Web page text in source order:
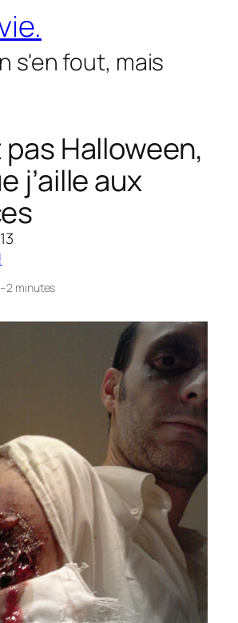
s'en fout, mais
pas Halloween,
j’aille aux
minutes